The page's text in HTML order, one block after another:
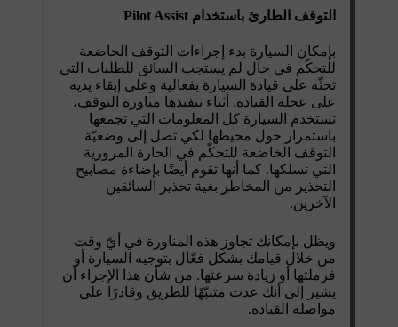
التوقف الطارئ باستخدام Pilot Assist
بإمكان السيارة بدء إجراءات التوقف الخاضعة
للتحكّم في حال لم يستجب السائق للطلبات التي
تحثّه على قيادة السيارة بفعالية وعلى إبقاء يديه
على عجلة القيادة. أثناء تنفيذها مناورة التوقف،
تستخدم السيارة كل المعلومات التي تجمعها
باستمرار حول محيطها لكي تصل إلى وضعيّة
التوقف الخاضعة للتحكّم في الحارة المرورية
التي تسلكها. كما أنها تقوم أيضًا بإضاءة مصابيح
التحذير من المخاطر بغية تحذير السائقين
الآخرين.
ويظل بإمكانك تجاوز هذه المناورة في أيّ وقت
من خلال قيامك بشكل فعّال بتوجيه السيارة أو
فرملتها أو زيادة سرعتها. من شأن هذا الإجراء أن
يشير إلى أنك عدت متنبّهًا للطريق وقادرًا على
مواصلة القيادة.